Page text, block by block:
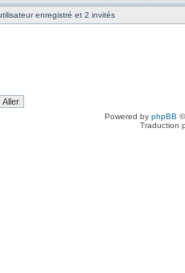
enregistré et 2 invités
Powered by phpBB
Traduction